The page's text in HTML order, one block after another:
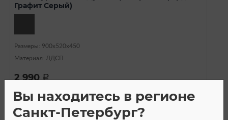
Графит Серый)
Размеры: 900х520х450
Материал: ЛДСП
2 990a
Вы находитесь в регионе
Санкт-Петербург?